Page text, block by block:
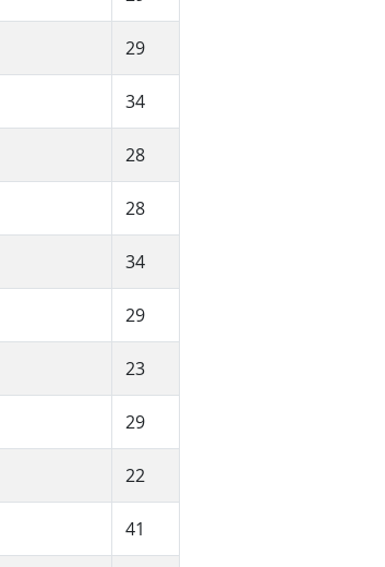
29
34
28
28
34
29
23
29
22
41